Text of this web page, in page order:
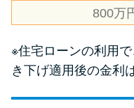
800万
※住宅ローンの利用
き下げ適用後の金利